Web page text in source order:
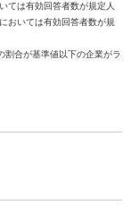
ては有効回答者数が規定人
おいては有効回答者数が規
合が基準値以下の企業がラ